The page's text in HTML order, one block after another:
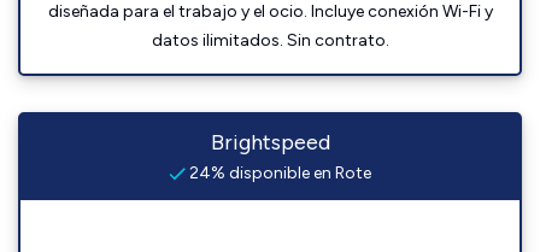
diseñada para el trabajo y el ocio. Incluye conexión Wi-Fi y
datos ilimitados. Sin contrato.
Brightspeed
24% disponible en Rote